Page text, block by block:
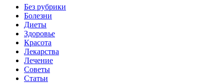
Без рубрики
Болезни
Диеты
Здоровье
Красота
Лекарства
Лечение
Советы
Статьи